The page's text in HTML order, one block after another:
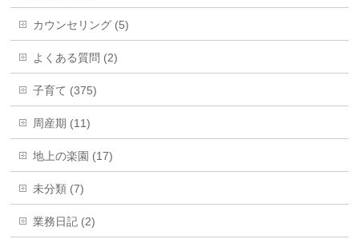
カウンセリング (5)
よくある質問 (2)
子育て (375)
周産期 (11)
地上の楽園 (17)
未分類 (7)
業務日記 (2)